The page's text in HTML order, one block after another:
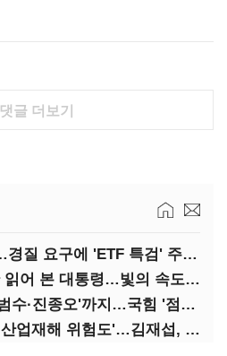
댓글 더보기
김용범 책임론 봇물…경질 요구에 'ETF 특검' 주장까지
장동혁 "형소법도 안 읽어 본 대통령…빛의 속도로 무너질 것"
장동혁도 모라자 '서범수·진종오'까지…국힘 '점입가경'
'상시근로자 수 아닌 산업재해 위험도'…김재섭, 산재예방 지원기준 손질